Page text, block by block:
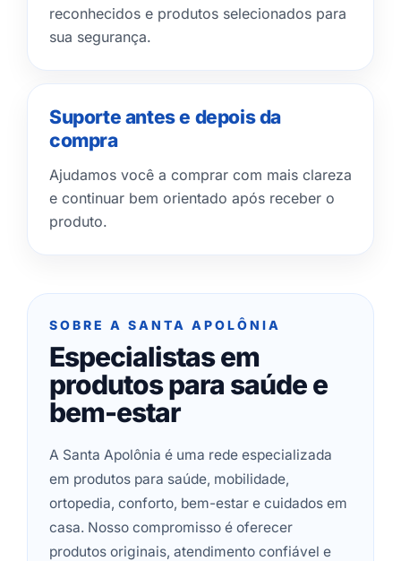
reconhecidos e produtos selecionados para
sua segurança.
Suporte antes e depois da
compra
Ajudamos você a comprar com mais clareza
e continuar bem orientado após receber o
produto.
SOBRE A SANTA APOLÔNIA
Especialistas em
produtos para saúde e
bem-estar
A Santa Apolônia é uma rede especializada
em produtos para saúde, mobilidade,
ortopedia, conforto, bem-estar e cuidados em
casa. Nosso compromisso é oferecer
produtos originais, atendimento confiável e